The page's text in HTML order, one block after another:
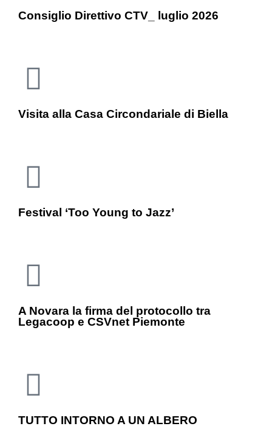
Consiglio Direttivo CTV_ luglio 2026
Visita alla Casa Circondariale di Biella
Festival ‘Too Young to Jazz’
A Novara la firma del protocollo tra
Legacoop e CSVnet Piemonte
TUTTO INTORNO A UN ALBERO